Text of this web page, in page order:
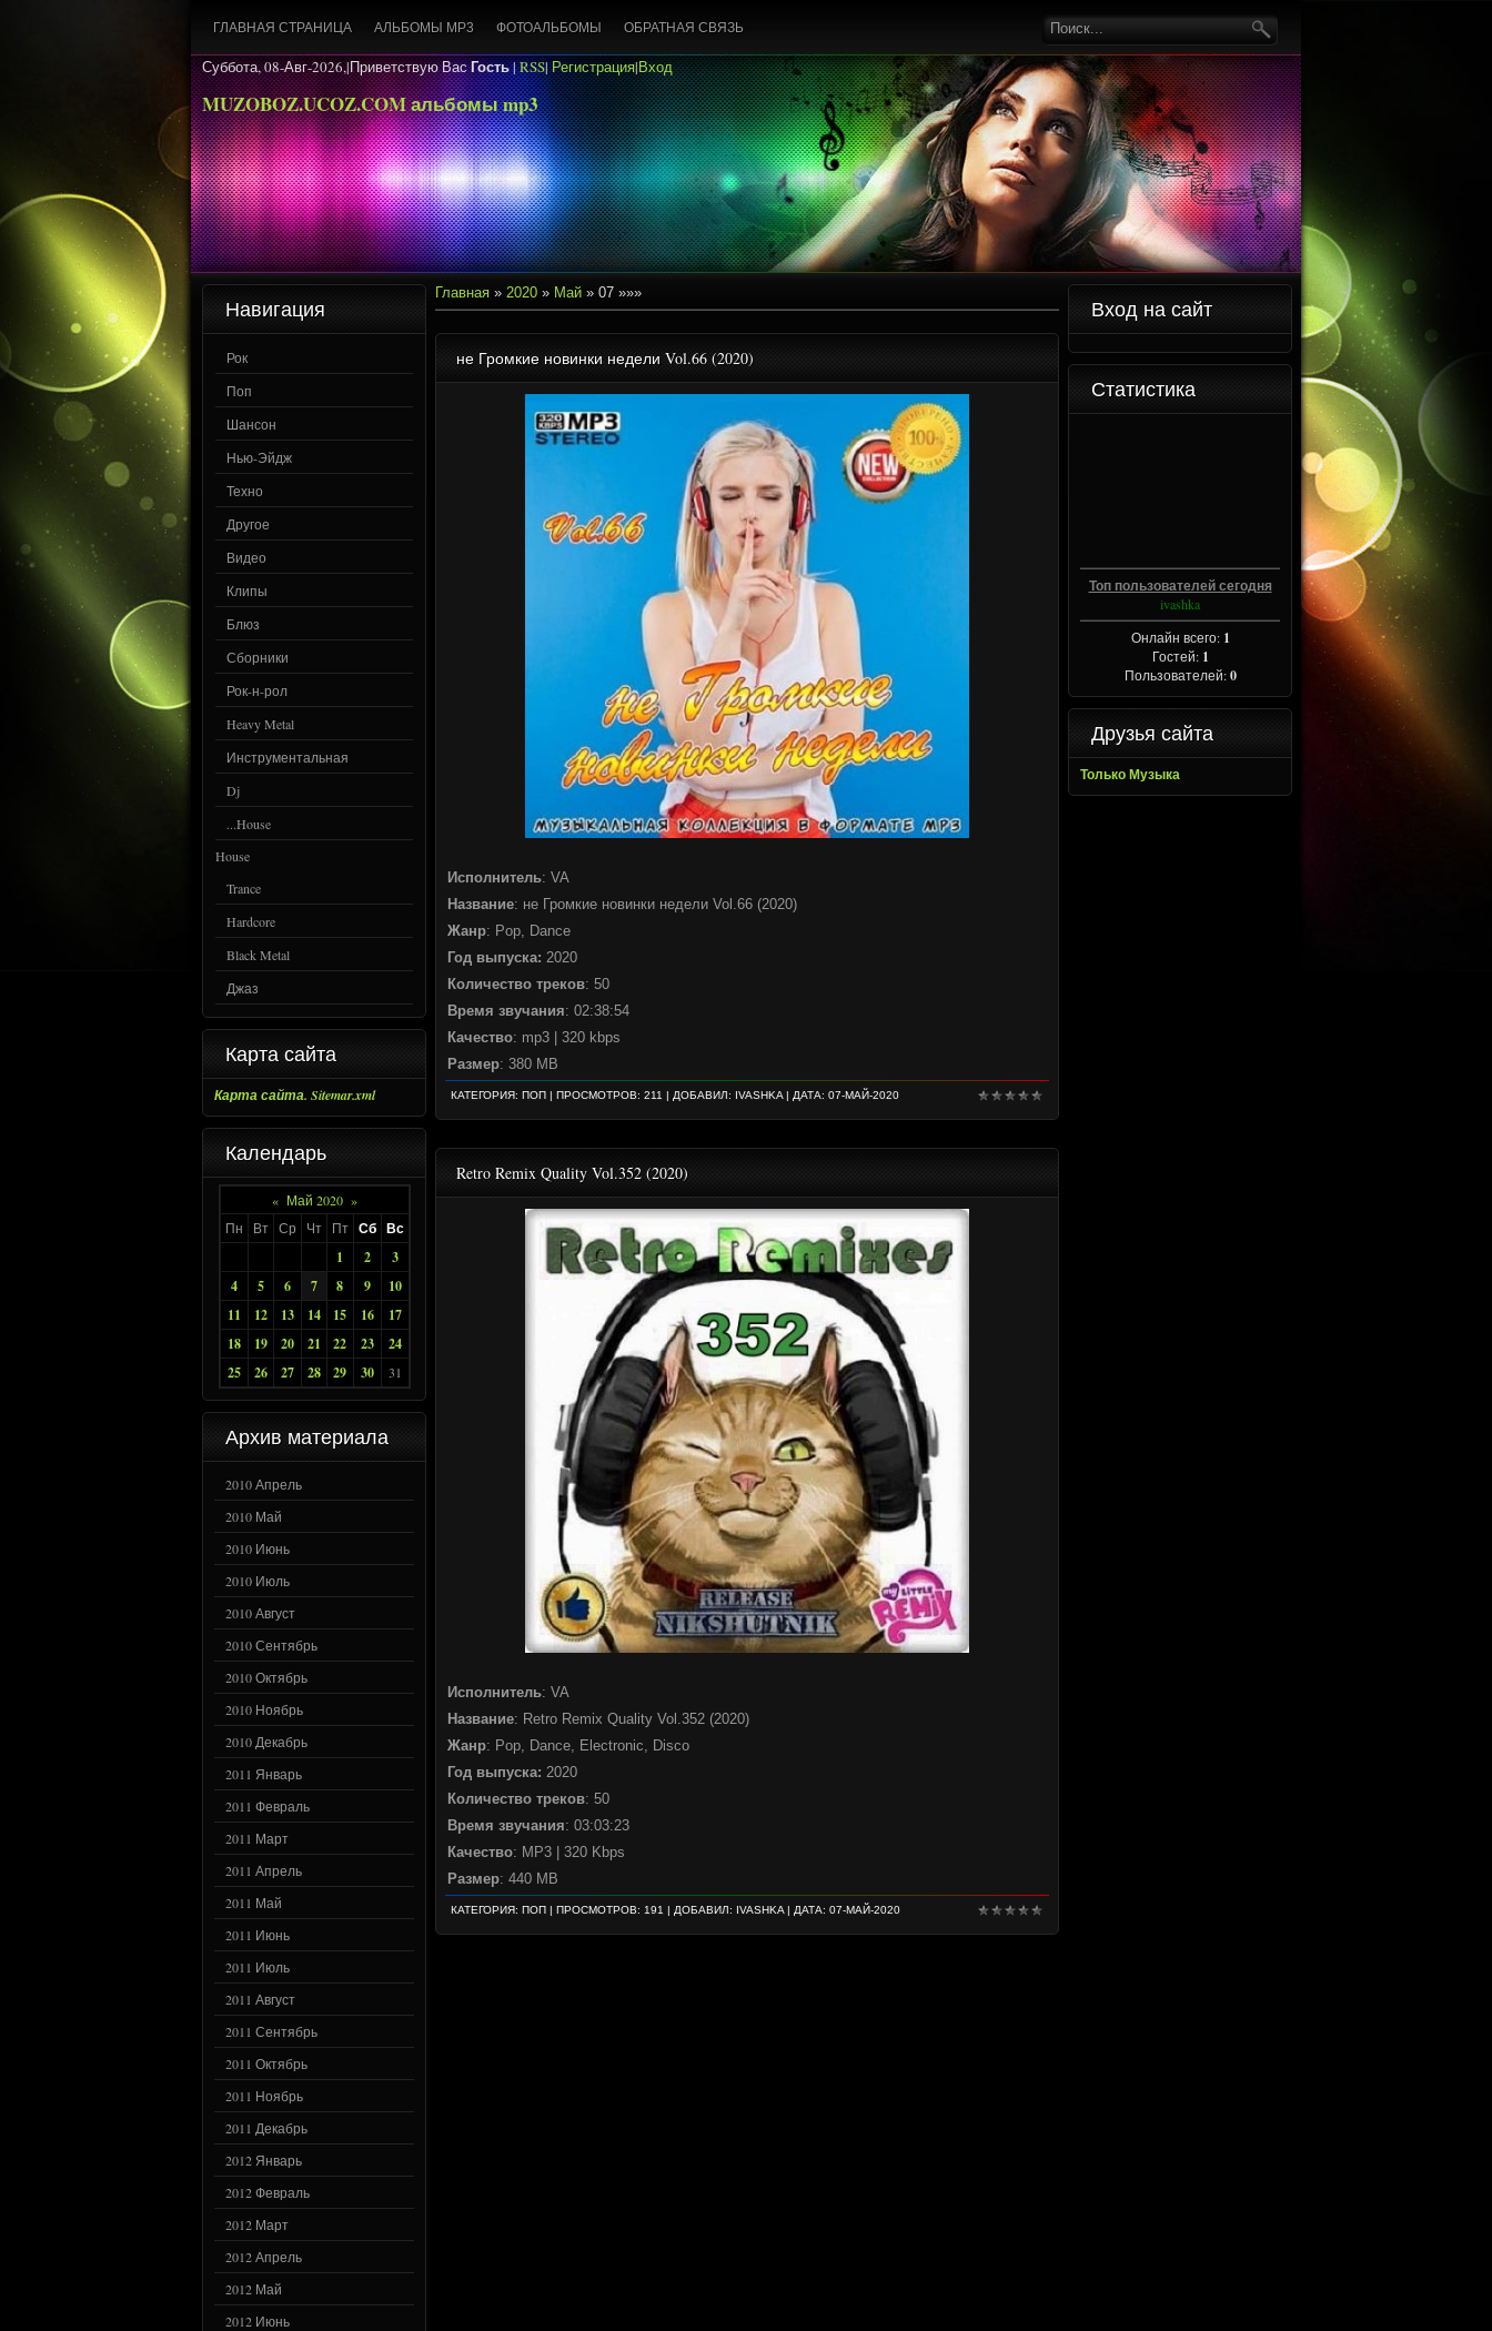
ГЛАВНАЯ СТРАНИЦА АЛЬБОМЫ MP3 ФОТОАЛЬБОМЫ ОБРАТНАЯ СВЯЗЬ
Суббота, 08-Авг-2026,|Приветствую ВасГость|RSS|Регистрация|Вход
MUZOBOZ.UCOZ.COM альбомы mp3
Навигация
Рок
Поп
Шансон
Нью-Эйдж
Техно
Другое
Видео
Клипы
Блюз
Сборники
Рок-н-рол
Heavy Metal
Инструментальная
Dj
...House
House
Trance
Hardcore
Black Metal
Джаз
Карта сайта
Карта сайта. Sitemar.xml
Календарь
« Май 2020 »
Пн
Вт Ср Чт Пт Сб Вс
1
2
3
4
5 6 7 8 9
10
11
12 13 14 15 16
17
18
19 20 21 22 23
24
25
26 27 28 29 30 31
Архив материала
2010 Апрель
2010 Май
2010 Июнь
2010 Июль
2010 Август
2010 Сентябрь
2010 Октябрь
2010 Ноябрь
2010 Декабрь
2011 Январь
2011 Февраль
2011 Март
2011 Апрель
2011 Май
2011 Июнь
2011 Июль
2011 Август
2011 Сентябрь
2011 Октябрь
2011 Ноябрь
2011 Декабрь
2012 Январь
2012 Февраль
2012 Март
2012 Апрель
2012 Май
2012 Июнь
Главная » 2020 » Май » 07 »»»
не Громкие новинки недели Vol.66 (2020)
Исполнитель: VA
Название: не Громкие новинки недели Vol.66 (2020)
Жанр: Pop, Dance
Год выпуска: 2020
Количество треков: 50
Время звучания: 02:38:54
Качество: mp3 | 320 kbps
Размер: 380 MB
КАТЕГОРИЯ: ПОП | ПРОСМОТРОВ: 211 | ДОБАВИЛ: IVASHKA| ДАТА: 07-МАЙ-2020
Retro Remix Quality Vol.352 (2020)
Исполнитель: VA
Название: Retro Remix Quality Vol.352 (2020)
Жанр: Pop, Dance, Electronic, Disco
Год выпуска: 2020
Количество треков: 50
Время звучания: 03:03:23
Качество: MP3 | 320 Kbps
Размер: 440 MB
КАТЕГОРИЯ: ПОП | ПРОСМОТРОВ: 191 | ДОБАВИЛ: IVASHKA| ДАТА: 07-МАЙ-2020
Вход на сайт
Статистика
Топ пользователей сегодня
ivashka
Онлайн всего: 1
Гостей: 1
Пользователей:0
Друзья сайта
Только Музыка